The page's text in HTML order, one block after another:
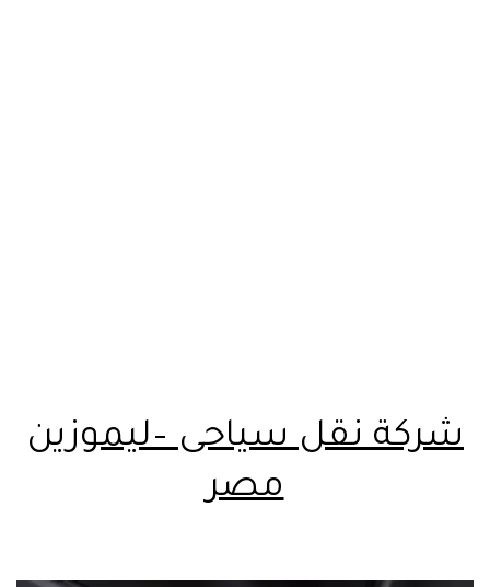
شركة نقل سياحى –ليموزين
مصر